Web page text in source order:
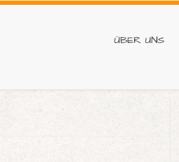
ÜBER UNS